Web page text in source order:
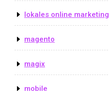
lokales online marketing
magento
magix
mobile